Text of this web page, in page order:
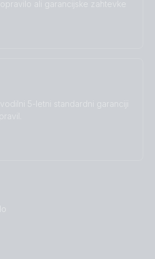
Українська
ali garancijske zahtevke
5-letni standardni garanciji